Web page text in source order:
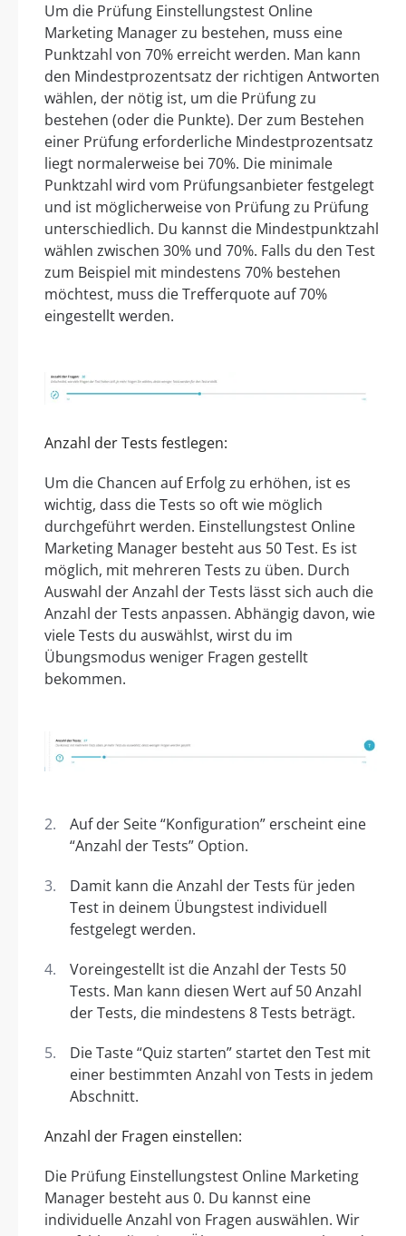
Um die Prüfung Einstellungstest Online
Marketing Manager zu bestehen, muss eine
Punktzahl von 70% erreicht werden. Man kann
den Mindestprozentsatz der richtigen Antworten
wählen, der nötig ist, um die Prüfung zu
bestehen (oder die Punkte). Der zum Bestehen
einer Prüfung erforderliche Mindestprozentsatz
liegt normalerweise bei 70%. Die minimale
Punktzahl wird vom Prüfungsanbieter festgelegt
und ist möglicherweise von Prüfung zu Prüfung
unterschiedlich. Du kannst die Mindestpunktzahl
wählen zwischen 30% und 70%. Falls du den Test
zum Beispiel mit mindestens 70% bestehen
möchtest, muss die Trefferquote auf 70%
eingestellt werden.
Anzahl der Tests festlegen:
Um die Chancen auf Erfolg zu erhöhen, ist es
wichtig, dass die Tests so oft wie möglich
durchgeführt werden. Einstellungstest Online
Marketing Manager besteht aus 50 Test. Es ist
möglich, mit mehreren Tests zu üben. Durch
Auswahl der Anzahl der Tests lässt sich auch die
Anzahl der Tests anpassen. Abhängig davon, wie
viele Tests du auswählst, wirst du im
Übungsmodus weniger Fragen gestellt
bekommen.
Auf der Seite “Konfiguration” erscheint eine
“Anzahl der Tests” Option.
Damit kann die Anzahl der Tests für jeden
Test in deinem Übungstest individuell
festgelegt werden.
Voreingestellt ist die Anzahl der Tests 50
Tests. Man kann diesen Wert auf 50 Anzahl
der Tests, die mindestens 8 Tests beträgt.
Die Taste “Quiz starten” startet den Test mit
einer bestimmten Anzahl von Tests in jedem
Abschnitt.
Anzahl der Fragen einstellen:
Die Prüfung Einstellungstest Online Marketing
Manager besteht aus 0. Du kannst eine
individuelle Anzahl von Fragen auswählen. Wir